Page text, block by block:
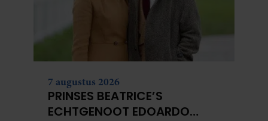
7 augustus 2026
PRINSES BEATRICE’S
ECHTGENOOT EDOARDO